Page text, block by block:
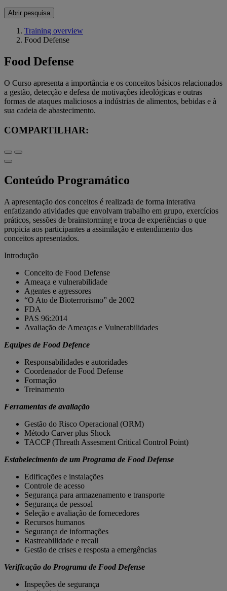
Abrir pesquisa
Training overview
Food Defense
Food Defense
O Curso apresenta a importância e os conceitos básicos relacionados
a gestão, detecção e defesa de motivações ideológicas e outras
formas de ataques maliciosos a indústrias de alimentos, bebidas e à
sua cadeia de abastecimento.
COMPARTILHAR:
Conteúdo Programático
A apresentação dos conceitos é realizada de forma interativa
enfatizando atividades que envolvam trabalho em grupo, exercícios
práticos, sessões de brainstorming e troca de experiências o que
propicia aos participantes a assimilação e entendimento dos
conceitos apresentados.
Introdução
Conceito de Food Defense
Ameaça e vulnerabilidade
Agentes e agressores
“O Ato de Bioterrorismo” de 2002
FDA
PAS 96:2014
Avaliação de Ameaças e Vulnerabilidades
Equipes de Food Defence
Responsabilidades e autoridades
Coordenador de Food Defense
Formação
Treinamento
Ferramentas de avaliação
Gestão do Risco Operacional (ORM)
Método Carver plus Shock
TACCP (Threath Assesment Critical Control Point)
Estabelecimento de um Programa de Food Defense
Edificações e instalações
Controle de acesso
Segurança para armazenamento e transporte
Segurança de pessoal
Seleção e avaliação de fornecedores
Recursos humanos
Segurança de informações
Rastreabilidade e recall
Gestão de crises e resposta a emergências
Verificação do Programa de Food Defense
Inspeções de segurança